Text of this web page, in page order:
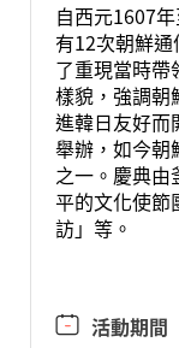
自西元1607
有12次朝鮮
了重現當時帶
樣貌，強調朝
進韓日友好而
舉辦，如今朝
之一。慶典由
平的文化使節
訪」等。
活動期間